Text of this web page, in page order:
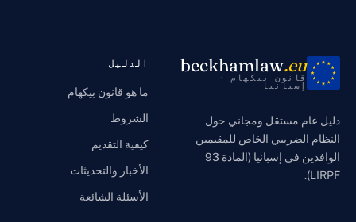
beckhamlaw.eu
قانون بيكهام ·
إسبانيا
مستقل ومجاني حول
الضريبي الخاص للمقيمين
الوافدين في إسبانيا (المادة 93
الدليل
ما هو قانون بيكهام
كيفية التقديم
الأخبار والتحديثات
الأسئلة الشائعة